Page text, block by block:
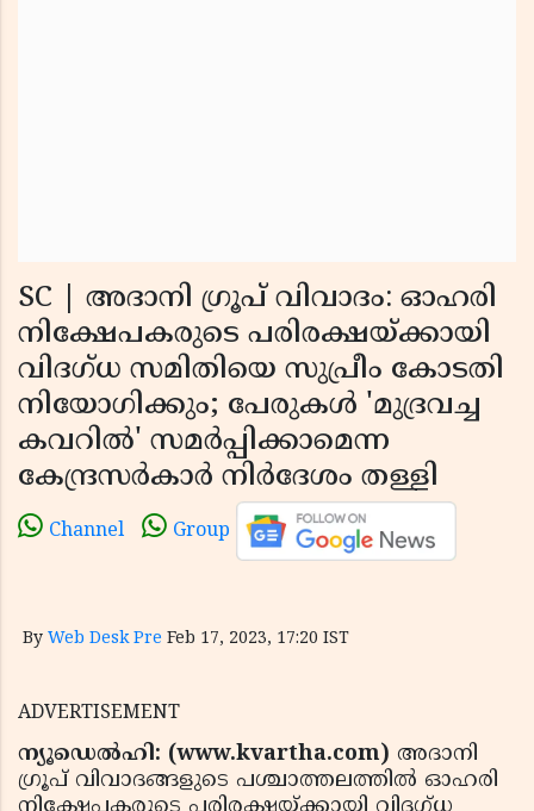
SC | അദാനി ഗ്രൂപ് വിവാദം: ഓഹരി
നിക്ഷേപകരുടെ പരിരക്ഷയ്ക്കായി
വിദഗ്ധ സമിതിയെ സുപ്രീം കോടതി
നിയോഗിക്കും; പേരുകള്‍ 'മുദ്രവച്ച
കവറില്‍' സമര്‍പ്പിക്കാമെന്ന
കേന്ദ്രസര്‍കാര്‍ നിര്‍ദേശം തള്ളി
Channel Group
By Web Desk Pre Feb 17, 2023, 17:20 IST
ADVERTISEMENT
ന്യൂഡെല്‍ഹി: (www.kvartha.com) അദാനി
ഗ്രൂപ് വിവാദങ്ങളുടെ പശ്ചാത്തലത്തില്‍ ഓഹരി